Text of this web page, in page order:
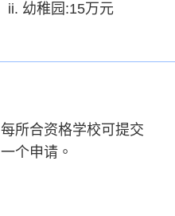
幼稚园:15万元
每所合资格学校可提交
一个申请。